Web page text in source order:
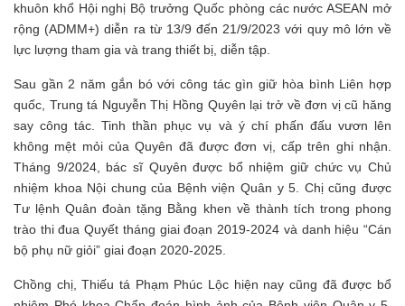
khuôn khổ Hội nghị Bộ trưởng Quốc phòng các nước ASEAN mở
rộng (ADMM+) diễn ra từ 13/9 đến 21/9/2023 với quy mô lớn về
lực lượng tham gia và trang thiết bị, diễn tập.
Sau gần 2 năm gắn bó với công tác gìn giữ hòa bình Liên hợp
quốc, Trung tá Nguyễn Thị Hồng Quyên lại trở về đơn vị cũ hăng
say công tác. Tinh thần phục vụ và ý chí phấn đấu vươn lên
không mệt mỏi của Quyên đã được đơn vị, cấp trên ghi nhận.
Tháng 9/2024, bác sĩ Quyên được bổ nhiệm giữ chức vụ Chủ
nhiệm khoa Nội chung của Bệnh viện Quân y 5. Chị cũng được
Tư lệnh Quân đoàn tặng Bằng khen về thành tích trong phong
trào thi đua Quyết tháng giai đoạn 2019-2024 và danh hiệu “Cán
bộ phụ nữ giỏi” giai đoạn 2020-2025.
Chồng chị, Thiếu tá Phạm Phúc Lộc hiện nay cũng đã được bổ